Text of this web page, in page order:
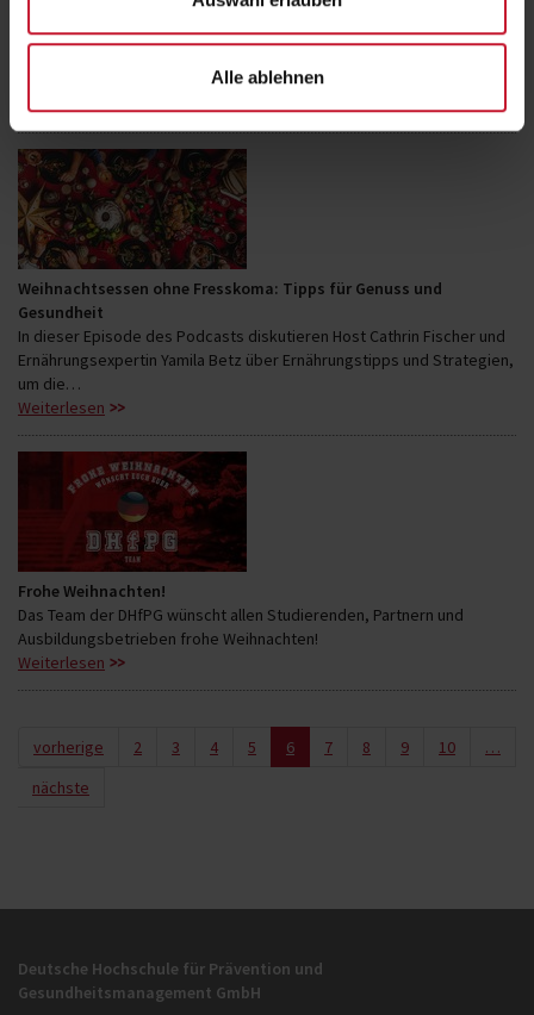
Alle ablehnen
FIBO Congress 2026: Save the date!
Vom 16. bis 17. April 2026 findet der zweitägige Fachkongress parallel
Weiterlesen
Weihnachtsessen ohne Fresskoma: Tipps für Genuss und
Gesundheit
In dieser Episode des Podcasts diskutieren Host Cathrin Fischer und
Ernährungsexpertin Yamila Betz über Ernährungstipps und Strategien,
um die…
Weiterlesen
Frohe Weihnachten!
Das Team der DHfPG wünscht allen Studierenden, Partnern und
Ausbildungsbetrieben frohe Weihnachten!
Weiterlesen
vorherige 2 3 4 5 6 7 8 9 10
…
nächste
Deutsche Hochschule für Prävention und
Gesundheitsmanagement GmbH